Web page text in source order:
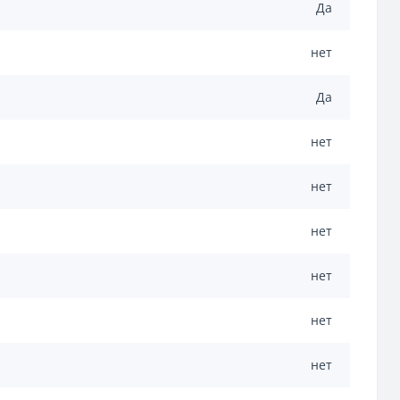
Да
нет
Да
нет
нет
нет
нет
нет
нет